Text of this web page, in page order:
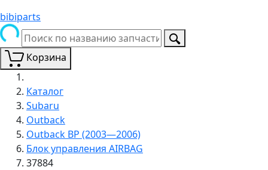
bibiparts
Корзина
Каталог
Subaru
Outback
Outback BP (2003—2006)
Блок управления AIRBAG
37884